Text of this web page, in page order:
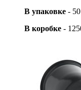
В упаковке - 50
В коробке -